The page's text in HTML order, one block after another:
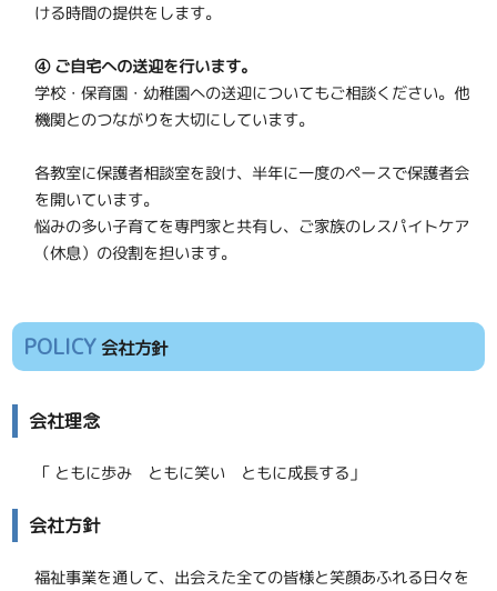
ける時間の提供をします。
④ ご自宅への送迎を行います。
学校・保育園・幼稚園への送迎についてもご相談ください。他
機関とのつながりを大切にしています。
各教室に保護者相談室を設け、半年に一度のペースで保護者会
を開いています。
悩みの多い子育てを専門家と共有し、ご家族のレスパイトケア
（休息）の役割を担います。
POLICY 会社方針
会社理念
「 ともに歩み ともに笑い ともに成長する」
会社方針
福祉事業を通して、出会えた全ての皆様と笑顔あふれる日々を